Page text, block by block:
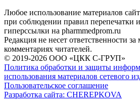
Любое использование материалов
при соблюдении правил перепечатки
гиперссылки на pharmmedprom.ru
Редакция не несет ответственности
комментариях читателей.
© 2019-2026 ООО «ЦКК С-ГРУП»
Политика обработки и защиты
использования материалов сетевого
Пользовательское соглашение
Разработка сайта: CHEREPKOVA